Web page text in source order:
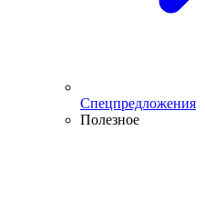
Спецпредложения
Полезное